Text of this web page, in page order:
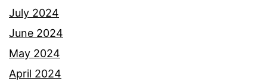
July 2024
June 2024
May 2024
April 2024